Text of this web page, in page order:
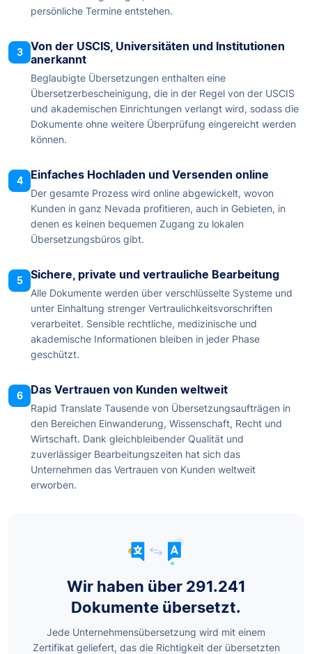
persönliche Termine entstehen.
3
Von der USCIS, Universitäten und Institutionen
anerkannt
Beglaubigte Übersetzungen enthalten eine
Übersetzerbescheinigung, die in der Regel von der USCIS
und akademischen Einrichtungen verlangt wird, sodass die
Dokumente ohne weitere Überprüfung eingereicht werden
können.
4 Einfaches Hochladen und Versenden online
Der gesamte Prozess wird online abgewickelt, wovon
Kunden in ganz Nevada profitieren, auch in Gebieten, in
denen es keinen bequemen Zugang zu lokalen
Übersetzungsbüros gibt.
5 Sichere, private und vertrauliche Bearbeitung
Alle Dokumente werden über verschlüsselte Systeme und
unter Einhaltung strenger Vertraulichkeitsvorschriften
verarbeitet. Sensible rechtliche, medizinische und
akademische Informationen bleiben in jeder Phase
geschützt.
6 Das Vertrauen von Kunden weltweit
Rapid Translate Tausende von Übersetzungsaufträgen in
den Bereichen Einwanderung, Wissenschaft, Recht und
Wirtschaft. Dank gleichbleibender Qualität und
zuverlässiger Bearbeitungszeiten hat sich das
Unternehmen das Vertrauen von Kunden weltweit
erworben.
Wir haben über 291.241
Dokumente übersetzt.
Jede Unternehmensübersetzung wird mit einem
Zertifikat geliefert, das die Richtigkeit der übersetzten